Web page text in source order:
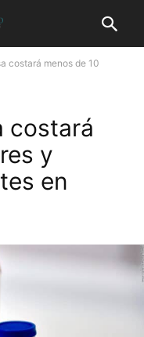
costará menos de 10
costará
y
en